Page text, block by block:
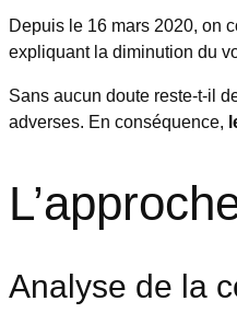
Depuis le 16 mars 2020, on
expliquant la diminution du
Sans aucun doute reste-t-il
adverses. En conséquence,
Analyse de la